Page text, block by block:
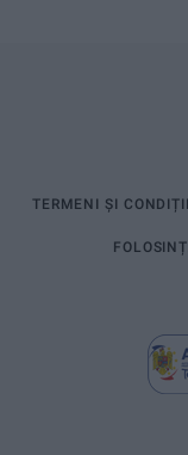
TERMENI ȘI CONDIȚII